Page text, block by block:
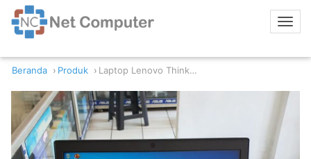
Beranda Produk Laptop Lenovo ThinkPad X270 Intel Core i7-6600U 8GB RAM 256GB SSD